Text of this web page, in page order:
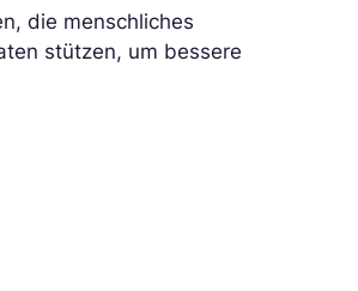
die menschliches
stützen, um bessere